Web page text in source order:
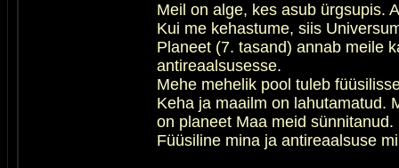
Meil on alge, kes asub ürgsupis.
Kui me kehastume, siis
Planeet (7. tasand) annab meile
antireaalsusesse.
Mehe mehelik pool tuleb
Keha ja maailm on lahutamatud.
on planeet Maa meid sünnitanud.
Füüsiline mina ja antireaalsuse